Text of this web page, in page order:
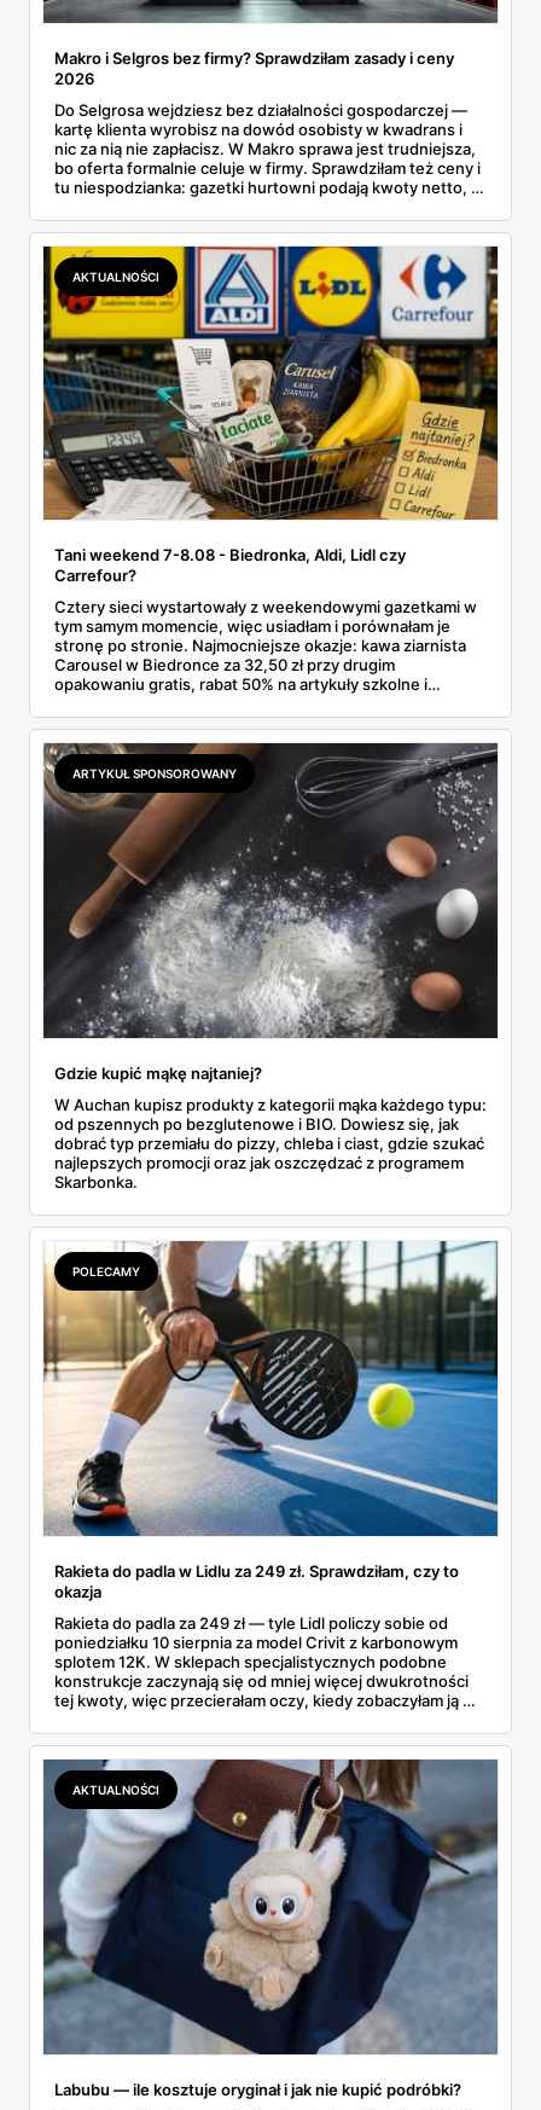
Makro i Selgros bez firmy? Sprawdziłam zasady i ceny
2026
Do Selgrosa wejdziesz bez działalności gospodarczej —
kartę klienta wyrobisz na dowód osobisty w kwadrans i
nic za nią nie zapłacisz. W Makro sprawa jest trudniejsza,
bo oferta formalnie celuje w firmy. Sprawdziłam też ceny i
tu niespodzianka: gazetki hurtowni podają kwoty netto, a
zawsze wygrywa — ta sama kawa ziarnista kosztuje w
Makro ponad dwa razy więcej niż w weekendowej
promocji dyskontu.
AKTUALNOŚCI
Tani weekend 7-8.08 - Biedronka, Aldi, Lidl czy
Carrefour?
Cztery sieci wystartowały z weekendowymi gazetkami w
tym samym momencie, więc usiadłam i porównałam je
stronę po stronie. Najmocniejsze okazje: kawa ziarnista
Carousel w Biedronce za 32,50 zł przy drugim
opakowaniu gratis, rabat 50% na artykuły szkolne i
2,99 zł za kilogram, ale wyłącznie w sobotę z aplikacją. Aldi
odpowiada masłem za 2,99 zł. Werdykt w skrócie:
najwięcej wyciśniesz z Biedronki, po świeże warzywa jedź
do Aldi.
ARTYKUŁ SPONSOROWANY
Gdzie kupić mąkę najtaniej?
W Auchan kupisz produkty z kategorii mąka każdego typu:
od pszennych po bezglutenowe i BIO. Dowiesz się, jak
dobrać typ przemiału do pizzy, chleba i ciast, gdzie szukać
najlepszych promocji oraz jak oszczędzać z programem
Skarbonka.
POLECAMY
Rakieta do padla w Lidlu za 249 zł. Sprawdziłam, czy to
okazja
Rakieta do padla za 249 zł — tyle Lidl policzy sobie od
poniedziałku 10 sierpnia za model Crivit z karbonowym
splotem 12K. W sklepach specjalistycznych podobne
konstrukcje zaczynają się od mniej więcej dwukrotności
tej kwoty, więc przecierałam oczy, kiedy zobaczyłam ją w
najszybciej rosnący sport w Polsce: kortów przybywa
lawinowo, a chętnych jeszcze szybciej. Sprawdziłam, co
dokładnie dostajemy za te pieniądze i komu taka rakieta
faktycznie wystarczy.
AKTUALNOŚCI
Labubu — ile kosztuje oryginał i jak nie kupić podróbki?